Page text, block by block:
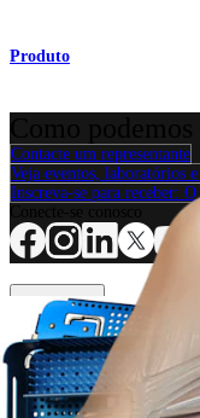
Produto
Contacte um representante
Veja eventos, laboratórios
Inscreva-se para receber:
Procedimento
OmbroJoelho Cotovelo
tornozeloQuadril